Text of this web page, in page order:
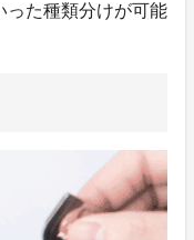
った種類分けが可能